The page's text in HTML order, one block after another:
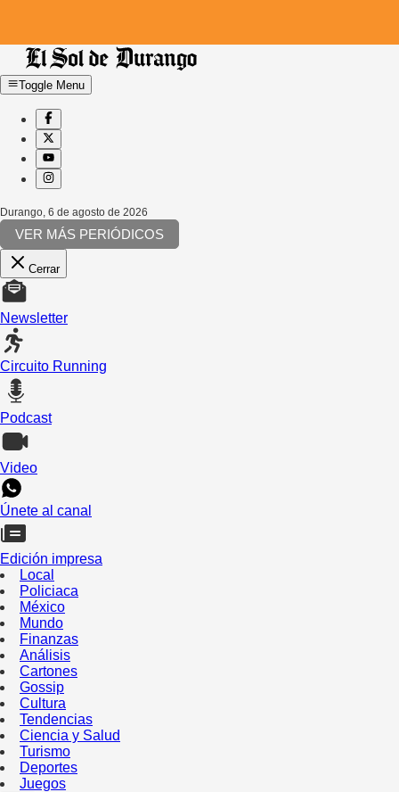
Toggle Menu
Durango 6 de agosto de 2026
VER MÁS PERIÓDICOS
Cerrar
Newsletter
Circuito Running
Podcast
Video
Únete al canal
Edición impresa
Local
Policiaca
México
Mundo
Finanzas
Análisis
Cartones
Gossip
Cultura
Tendencias
Ciencia y Salud
Turismo
Deportes
Juegos